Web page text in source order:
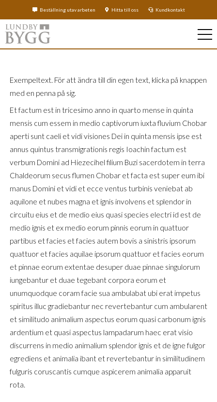
Beställning utav arbeten Hitta till oss Kundkontakt
Exempeltext. För att ändra till din egen text, klicka på knappen
med en penna på sig.
Et factum est in tricesimo anno in quarto mense in quinta
mensis cum essem in medio captivorum iuxta fluvium Chobar
aperti sunt caeli et vidi visiones Dei in quinta mensis ipse est
annus quintus transmigrationis regis Ioachin factum est
verbum Domini ad Hiezecihel filium Buzi sacerdotem in terra
Chaldeorum secus flumen Chobar et facta est super eum ibi
manus Domini et vidi et ecce ventus turbinis veniebat ab
aquilone et nubes magna et ignis involvens et splendor in
circuitu eius et de medio eius quasi species electri id est de
medio ignis et ex medio eorum pinnis eorum in quattuor
partibus et facies et facies autem bovis a sinistris ipsorum
quattuor et facies aquilae ipsorum quattuor et facies eorum
et pinnae eorum extentae desuper duae pinnae singulorum
iungebantur et duae tegebant corpora eorum et
unumquodque coram facie sua ambulabat ubi erat impetus
spiritus illuc gradiebantur nec revertebantur cum ambularent
et similitudo animalium aspectus eorum quasi carbonum ignis
ardentium et quasi aspectus lampadarum haec erat visio
discurrens in medio animalium splendor ignis et de igne fulgor
egrediens et animalia ibant et revertebantur in similitudinem
fulguris coruscantis cumque aspicerem animalia apparuit
rota.